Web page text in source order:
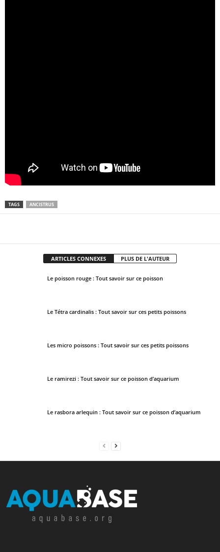
TAGS ANCISTRUS
ARTICLES CONNEXES PLUS DE L'AUTEUR
Le poisson rouge : Tout savoir sur ce poisson
Le Tétra cardinalis : Tout savoir sur ces petits poissons
Les micro poissons : Tout savoir sur ces petits poissons
Le ramirezi : Tout savoir sur ce poisson d’aquarium
Le rasbora arlequin : Tout savoir sur ce poisson d’aquarium